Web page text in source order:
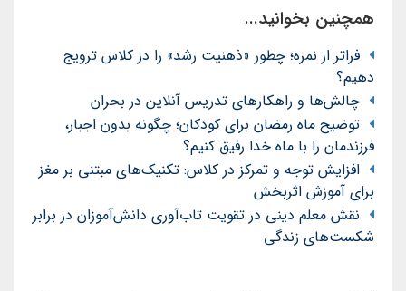
همچنین بخوانید...
فراتر از نمره؛ چطور «ذهنیت رشد» را در کلاس ترویج
دهیم؟
چالش‌ها و راهکارهای تدریس آنلاین در بحران
توضیح ماه رمضان برای کودکان؛ چگونه بدون اجبار،
فرزندمان را با ماه خدا رفیق کنیم؟
افزایش توجه و تمرکز در کلاس: تکنیک‌های مبتنی بر مغز
برای آموزش اثربخش
نقش معلم دینی در تقویت تاب‌آوری دانش‌آموزان در برابر
شکست‌های زندگی